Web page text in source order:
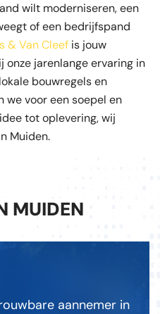
wilt moderniseren, een
of een bedrijfspand
& Van Cleef is jouw
onze jarenlange ervaring in
bouwregels en
we voor een soepel en
tot oplevering, wij
Muiden.
MUIDEN
aannemer in